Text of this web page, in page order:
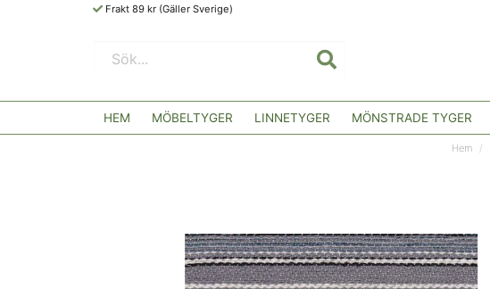
Frakt 89 kr (Gäller Sverige)
HEM MÖBELTYGER LINNETYGER MÖNSTRADE TYGER
Hem